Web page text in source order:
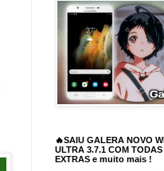
🔥SAIU GALERA NOVO
ULTRA 3.7.1 COM
EXTRAS e muito mais !